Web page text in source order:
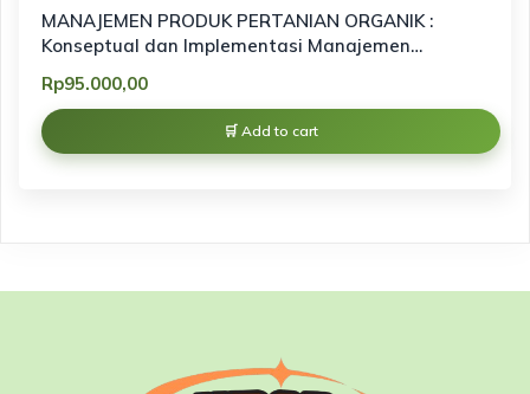
MANAJEMEN PRODUK PERTANIAN ORGANIK :
Konseptual dan Implementasi Manajemen
keberlanjutan
Rp95.000,00
Add to cart